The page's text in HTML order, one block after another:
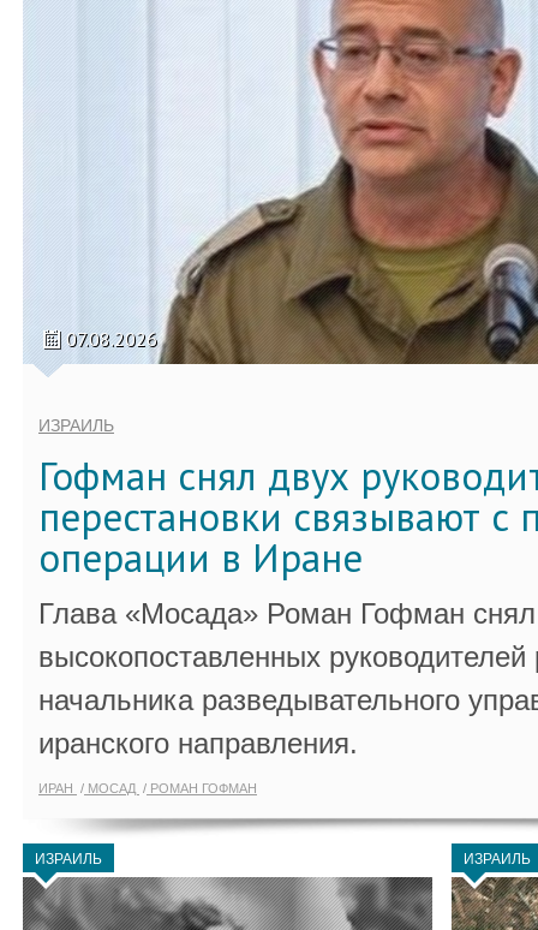
07.08.2026
ИЗРАИЛЬ
Гофман снял двух
перестановки связывают с
операции в Иране
Глава «Мосада» Роман Гофман снял
высокопоставленных
начальника разведывательного
иранского направления.
ИРАН МОСАД РОМАН ГОФМАН
ИЗРАИЛЬ ИЗРАИЛЬ